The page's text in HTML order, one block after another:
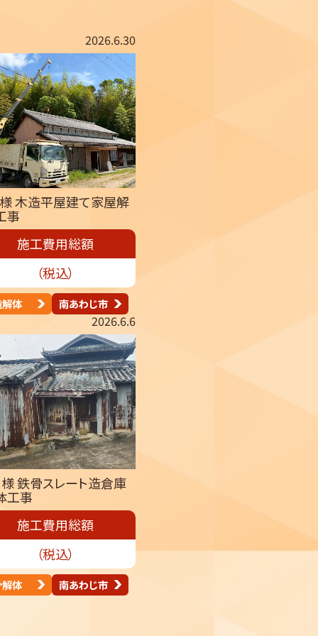
2026.6.30
木造平屋建て家屋解
事
施工費用総額
（税込）
体 南あわじ市
2026.6.6
鉄骨スレート造倉庫
工事
施工費用総額
（税込）
体 南あわじ市